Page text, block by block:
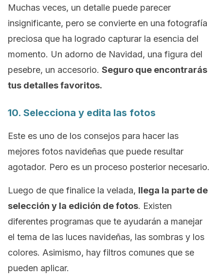
Muchas veces, un detalle puede parecer
insignificante, pero se convierte en una fotografía
preciosa que ha logrado capturar la esencia del
momento. Un adorno de Navidad, una figura del
pesebre, un accesorio. Seguro que encontrarás
tus detalles favoritos.
10. Selecciona y edita las fotos
Este es uno de los consejos para hacer las
mejores fotos navideñas que puede resultar
agotador. Pero es un proceso posterior necesario.
Luego de que finalice la velada, llega la parte de
selección y la edición de fotos. Existen
diferentes programas que te ayudarán a manejar
el tema de las luces navideñas, las sombras y los
colores. Asimismo, hay filtros comunes que se
pueden aplicar.